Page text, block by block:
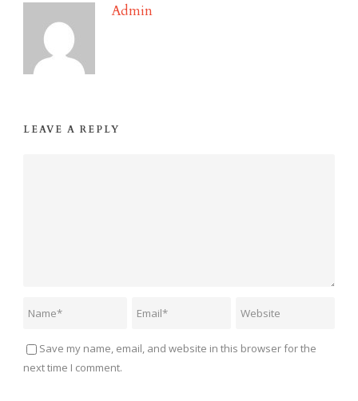
Admin
LEAVE A REPLY
Save my name, email, and website in this browser for the
next time I comment.